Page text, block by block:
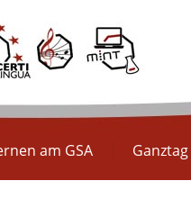
am GSA Ganztag
Lernen am GSA